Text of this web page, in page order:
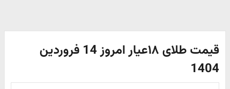
قیمت طلای ۱۸عیار امروز 14 فروردین
1404